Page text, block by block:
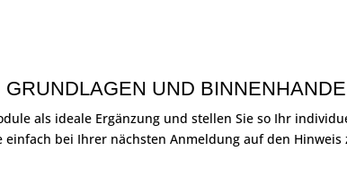
UND
als ideale Ergänzung und stellen Sie so Ihr
bei Ihrer nächsten Anmeldung auf den